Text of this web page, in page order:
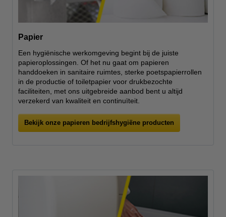
Papier
Een hygiënische werkomgeving begint bij de juiste
papieroplossingen. Of het nu gaat om papieren
handdoeken in sanitaire ruimtes, sterke poetspapierrollen
in de productie of toiletpapier voor drukbezochte
faciliteiten, met ons uitgebreide aanbod bent u altijd
verzekerd van kwaliteit en continuïteit.
Bekijk onze papieren bedrijfshygiëne producten